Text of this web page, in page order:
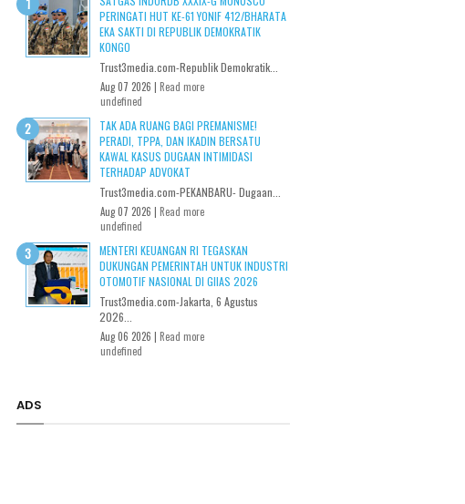
PERINGATI HUT KE-61 YONIF 412/BHARATA
EKA SAKTI DI REPUBLIK DEMOKRATIK
KONGO
Trust3media.com-Republik Demokratik...
Aug 07 2026 | Read more
undefined
TAK ADA RUANG BAGI PREMANISME!
PERADI, TPPA, DAN IKADIN BERSATU
KAWAL KASUS DUGAAN INTIMIDASI
TERHADAP ADVOKAT
Trust3media.com-PEKANBARU- Dugaan...
Aug 07 2026 | Read more
undefined
MENTERI KEUANGAN RI TEGASKAN
DUKUNGAN PEMERINTAH UNTUK INDUSTRI
OTOMOTIF NASIONAL DI GIIAS 2026
Trust3media.com-Jakarta, 6 Agustus
2026...
Aug 06 2026 | Read more
undefined
ADS